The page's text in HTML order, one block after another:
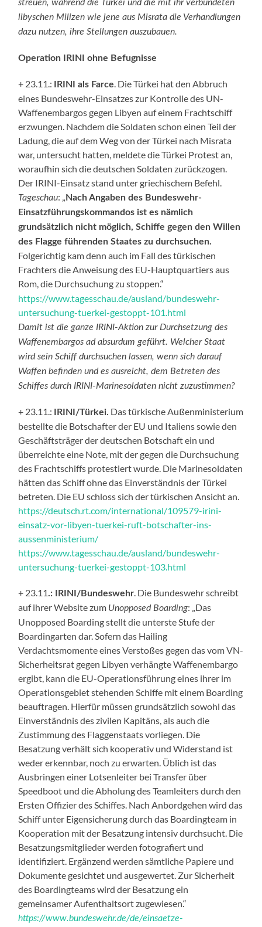
streuen, während die Türkei und die mit ihr verbündeten
libyschen Milizen wie jene aus Misrata die Verhandlungen
dazu nutzen, ihre Stellungen auszubauen.
Operation IRINI ohne Befugnisse
+ 23.11.: IRINI als Farce . Die Türkei hat den Abbruch
eines Bundeswehr-Einsatzes zur Kontrolle des UN-
Waffenembargos gegen Libyen auf einem Frachtschiff
erzwungen. Nachdem die Soldaten schon einen Teil der
Ladung, die auf dem Weg von der Türkei nach Misrata
war, untersucht hatten, meldete die Türkei Protest an,
woraufhin sich die deutschen Soldaten zurückzogen.
Der IRINI-Einsatz stand unter griechischem Befehl.
Tageschau: „
Nach Angaben des Bundeswehr-
Einsatzführungskommandos ist es nämlich
grundsätzlich nicht möglich, Schiffe gegen den Willen
des Flagge führenden Staates zu durchsuchen.
Folgerichtig kam denn auch im Fall des türkischen
Frachters die Anweisung des EU-Hauptquartiers aus
Rom, die Durchsuchung zu stoppen.“
https://www.tagesschau.de/ausland/bundeswehr-
untersuchung-tuerkei-gestoppt-101.html
Damit ist die ganze IRINI-Aktion zur Durchsetzung des
Waffenembargos ad absurdum geführt. Welcher Staat
wird sein Schiff durchsuchen lassen, wenn sich darauf
Waffen befinden und es ausreicht, dem Betreten des
Schiffes durch IRINI-Marinesoldaten nicht zuzustimmen?
+ 23.11.: IRINI/Türkei. Das türkische Außenministerium
bestellte die Botschafter der EU und Italiens sowie den
Geschäftsträger der deutschen Botschaft ein und
überreichte eine Note, mit der gegen die Durchsuchung
des Frachtschiffs protestiert wurde. Die Marinesoldaten
hätten das Schiff ohne das Einverständnis der Türkei
betreten. Die EU schloss sich der türkischen Ansicht an.
https://deutsch.rt.com/international/109579-irini-
einsatz-vor-libyen-tuerkei-ruft-botschafter-ins-
aussenministerium/
https://www.tagesschau.de/ausland/bundeswehr-
untersuchung-tuerkei-gestoppt-103.html
+ 23.11.: IRINI/Bundeswehr . Die Bundeswehr schreibt
auf ihrer Website zum Unopposed Boarding: „Das
Unopposed Boarding stellt die unterste Stufe der
Boardingarten dar. Sofern das Hailing
Verdachtsmomente eines Verstoßes gegen das vom VN-
Sicherheitsrat gegen Libyen verhängte Waffenembargo
ergibt, kann die EU-Operationsführung eines ihrer im
Operationsgebiet stehenden Schiffe mit einem Boarding
beauftragen. Hierfür müssen grundsätzlich sowohl das
Einverständnis des zivilen Kapitäns, als auch die
Zustimmung des Flaggenstaats vorliegen. Die
Besatzung verhält sich kooperativ und Widerstand ist
weder erkennbar, noch zu erwarten. Üblich ist das
Ausbringen einer Lotsenleiter bei Transfer über
Speedboot und die Abholung des Teamleiters durch den
Ersten Offizier des Schiffes. Nach Anbordgehen wird das
Schiff unter Eigensicherung durch das Boardingteam in
Kooperation mit der Besatzung intensiv durchsucht. Die
Besatzungsmitglieder werden fotografiert und
identifiziert. Ergänzend werden sämtliche Papiere und
Dokumente gesichtet und ausgewertet. Zur Sicherheit
des Boardingteams wird der Besatzung ein
gemeinsamer Aufenthaltsort zugewiesen.“
https://www.bundeswehr.de/de/einsaetze-